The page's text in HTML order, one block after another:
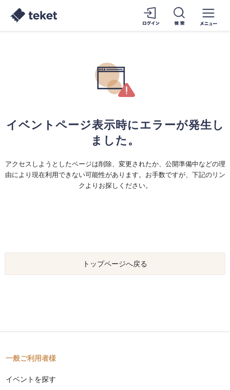
イベントページ表示時にエラーが発生し
ました。
アクセスしようとしたページは削除、変更されたか、公開準備中などの理
由により現在利用できない可能性があります。お手数ですが、下記のリン
クよりお探しください。
トップページへ戻る
一般ご利用者様
イベントを探す